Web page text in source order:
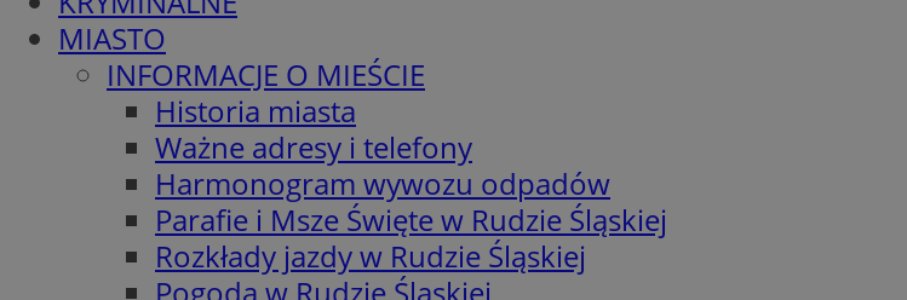
MIASTO
INFORMACJE O MIEŚCIE
Historia miasta
Ważne adresy i telefony
Harmonogram wywozu odpadów
Parafie i Msze Święte w Rudzie Śląskiej
Rozkłady jazdy w Rudzie Śląskiej
Pogoda w Rudzie Śląskiej